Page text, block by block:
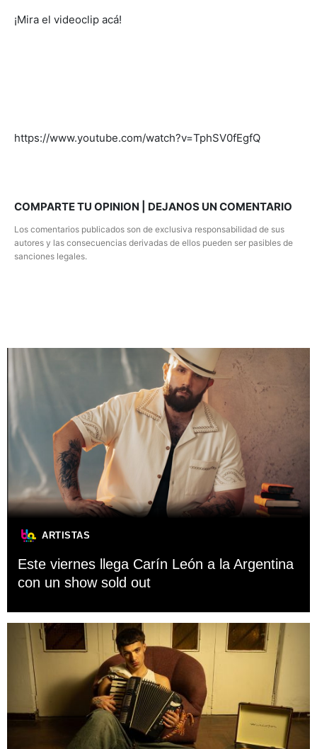
¡Mira el videoclip acá!
https://www.youtube.com/watch?v=TphSV0fEgfQ
COMPARTE TU OPINION | DEJANOS UN COMENTARIO
Los comentarios publicados son de exclusiva responsabilidad de sus
autores y las consecuencias derivadas de ellos pueden ser pasibles de
sanciones legales.
ARTISTAS
Este viernes llega Carín León a la Argentina
con un show sold out